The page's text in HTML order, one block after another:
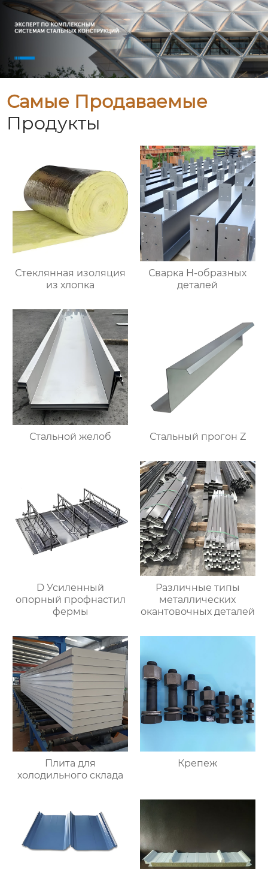
Самые Продаваемые
Продукты
Стеклянная изоляция
из хлопка
Сварка Н-образных
деталей
Стальной желоб Стальный прогон Z
D Усиленный
опорный профнастил
фермы
Различные типы
металлических
окантовочных деталей
Плита для
холодильного склада
Крепеж